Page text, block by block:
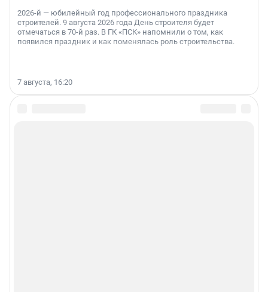
2026-й — юбилейный год профессионального праздника
строителей. 9 августа 2026 года День строителя будет
отмечаться в 70-й раз. В ГК «ПСК» напомнили о том, как
появился праздник и как поменялась роль строительства.
7 августа, 16:20